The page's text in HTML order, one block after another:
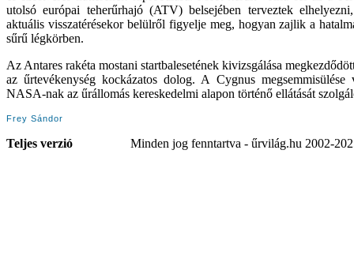
utolsó európai teherűrhajó (ATV) belsejében terveztek
aktuális visszatérésekor belülről figyelje meg, hogyan zajlik a
sűrű légkörben.
Az Antares rakéta mostani startbalesetének kivizsgálása
az űrtevékenység kockázatos dolog. A Cygnus megsemmisülése
NASA-nak az űrállomás kereskedelmi alapon történő ellátását
Frey Sándor
Teljes verzió Minden jog fenntartva - űrvilág.hu 2002-